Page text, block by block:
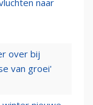
naar
over bij
van groei'